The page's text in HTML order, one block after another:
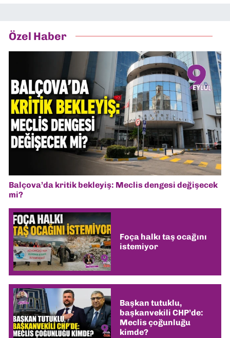
Özel Haber
Balçova’da kritik bekleyiş: Meclis dengesi değişecek
mi?
Foça halkı taş ocağını
istemiyor
Başkan tutuklu,
başkanvekili CHP’de:
Meclis çoğunluğu
kimde?